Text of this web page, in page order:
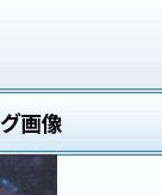
画像